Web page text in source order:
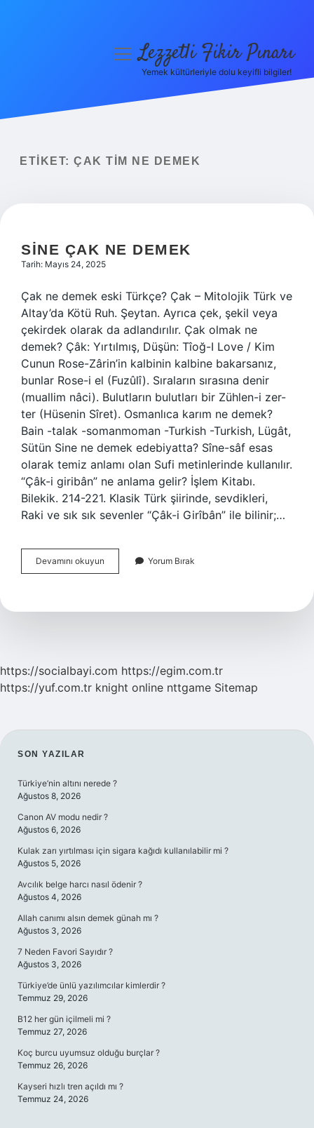
Yasal Uyarı
menüyüLezzetli Fikir Pınarı
Yemek kültürleriyle dolu keyifli bilgiler!
ETIKET: ÇAK TIM NE DEMEK
SINE ÇAK NE DEMEK
Tarih: Mayıs 24, 2025
Çak ne demek eski Türkçe? Çak – Mitolojik Türk ve
Altay’da Kötü Ruh. Şeytan. Ayrıca çek, şekil veya
çekirdek olarak da adlandırılır. Çak olmak ne
demek? Çâk: Yırtılmış, Düşün: Tîoğ-I Love / Kim
Cunun Rose-Zârin’in kalbinin kalbine bakarsanız,
bunlar Rose-i el (Fuzûlî). Sıraların sırasına denir
(muallim nâci). Bulutların bulutları bir Zühlen-i zer-
ter (Hüsenin Sîret). Osmanlıca karım ne demek?
Bain -talak -somanmoman -Turkish -Turkish, Lügât,
Sütün Sine ne demek edebiyatta? Sîne-sâf esas
olarak temiz anlamı olan Sufi metinlerinde kullanılır.
“Çâk-i giribân” ne anlama gelir? İşlem Kitabı.
Bilekik. 214-221. Klasik Türk şiirinde, sevdikleri,
Raki ve sık sık sevenler “Çâk-i Girîbân” ile bilinir;…
Devamını okuyun
Çak
Yorum Bırak
https://socialbayi.com https://egim.com.tr
https://yuf.com.tr knight online nttgame Sitemap
SIDEBAR
SON YAZILAR
Türkiye’nin altını nerede ?
Ağustos 8, 2026
Canon AV modu nedir ?
Ağustos 6, 2026
Kulak zarı yırtılması için sigara kağıdı kullanılabilir mi ?
Ağustos 5, 2026
Avcılık belge harcı nasıl ödenir ?
Ağustos 4, 2026
Allah canımı alsın demek günah mı ?
Ağustos 3, 2026
7 Neden Favori Sayıdır ?
Ağustos 3, 2026
Türkiye’de ünlü yazılımcılar kimlerdir ?
Temmuz 29, 2026
B12 her gün içilmeli mi ?
Temmuz 27, 2026
Koç burcu uyumsuz olduğu burçlar ?
Temmuz 26, 2026
Kayseri hızlı tren açıldı mı ?
Temmuz 24, 2026